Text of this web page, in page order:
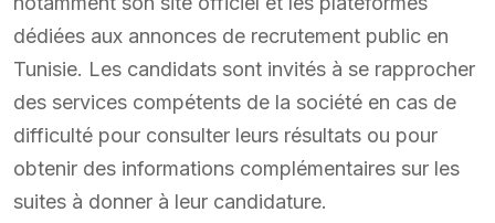
dédiées aux annonces de recrutement public en
Tunisie. Les candidats sont invités à se rapprocher
des services compétents de la société en cas de
difficulté pour consulter leurs résultats ou pour
obtenir des informations complémentaires sur les
suites à donner à leur candidature.